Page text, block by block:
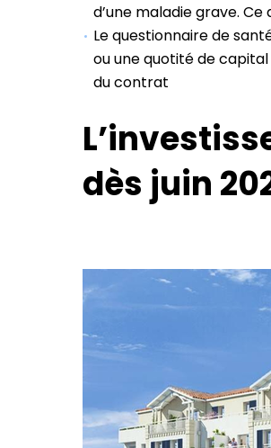
d’une maladie grave. Ce
Le questionnaire de
ou une quotité de
du contrat
dès juin